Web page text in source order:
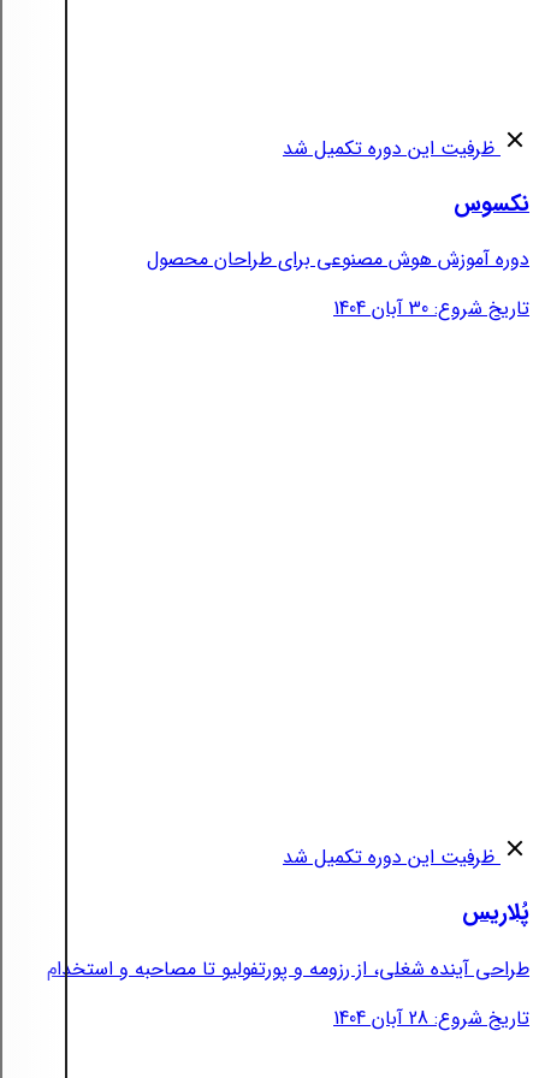
ظرفیت این دوره تکمیل شد
نکسوس
دوره آموزش هوش مصنوعی برای طراحان محصول
تاریخ شروع: 30 آبان 1404
ظرفیت این دوره تکمیل شد
پُلاریس
طراحی آینده شغلی، از رزومه و پورتفولیو تا مصاحبه و استخدام
تاریخ شروع: 28 آبان 1404